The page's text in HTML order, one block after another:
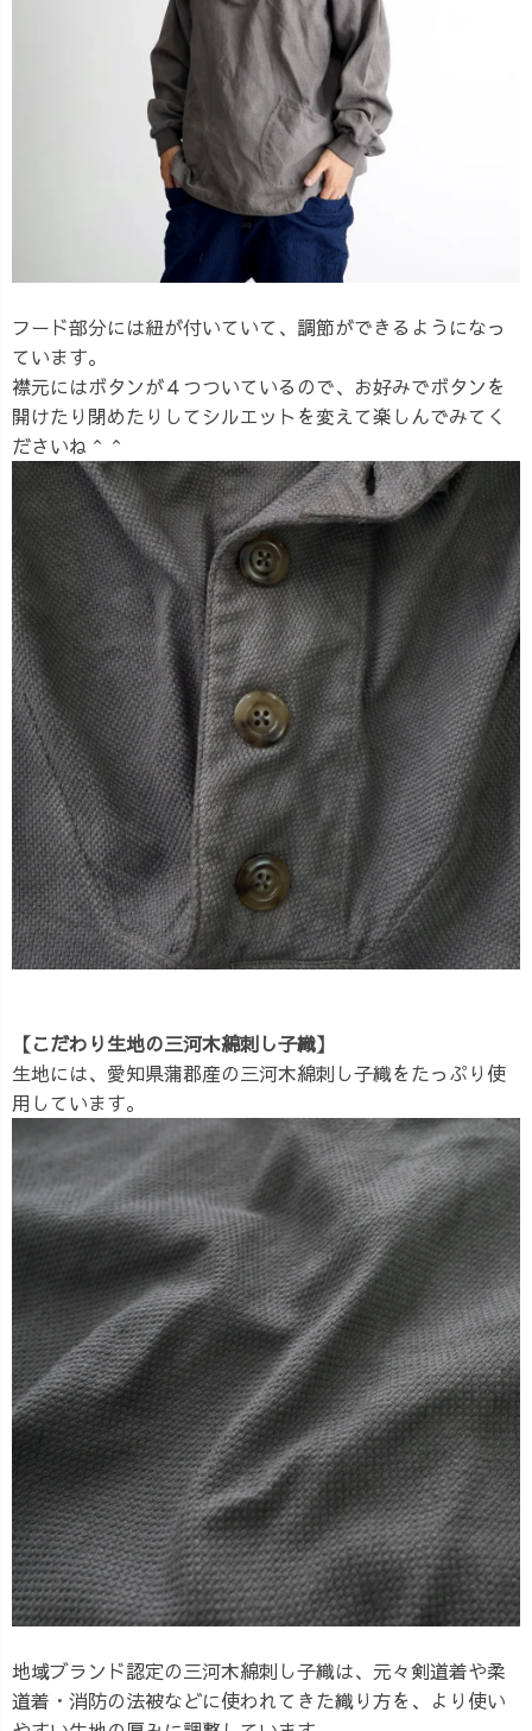
フード部分には紐が付いていて、調節ができるようになっ
ています。
襟元にはボタンが４つついているので、お好みでボタンを
開けたり閉めたりしてシルエットを変えて楽しんでみてく
ださいね＾＾
【こだわり生地の三河木綿刺し子織】
生地には、愛知県蒲郡産の三河木綿刺し子織をたっぷり使
用しています。
地域ブランド認定の三河木綿刺し子織は、元々剣道着や柔
道着・消防の法被などに使われてきた織り方を、より使い